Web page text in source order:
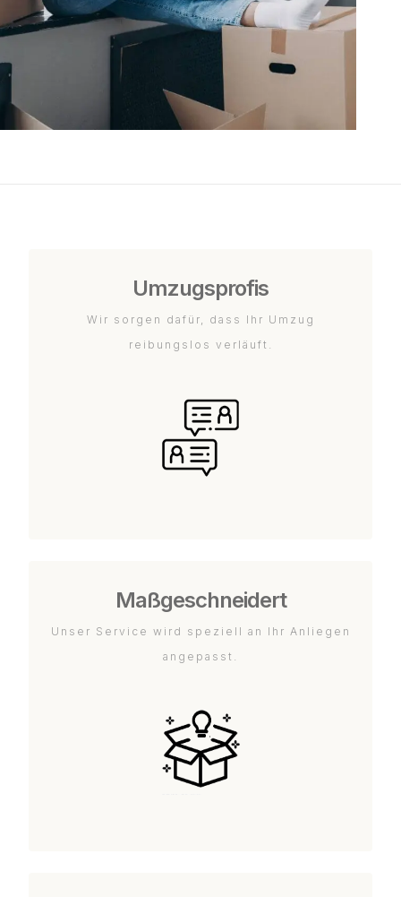
Umzugsprofis
Wir sorgen dafür, dass Ihr Umzug
reibungslos verläuft.
Maßgeschneidert
Unser Service wird speziell an Ihr Anliegen
angepasst.